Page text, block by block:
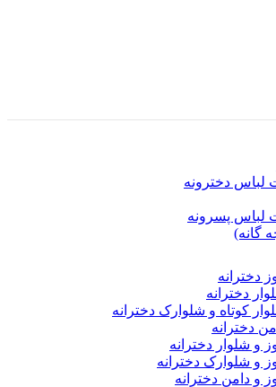
لباس دخترونه
لباس پسرونه
گانه)
دخترانه
دخترانه
کوتاه و شلوارک دخترانه
دخترانه
و شلوار دخترانه
و شلوارک دخترانه
و دامن دخترانه